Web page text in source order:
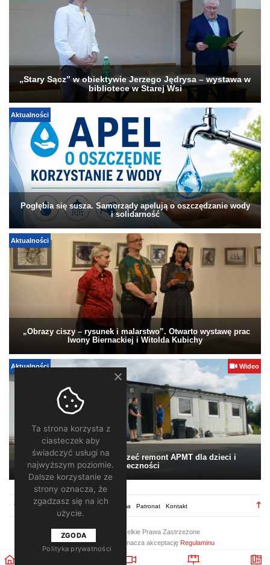
„Stary Sącz” w obiektywie Jerzego Jędrysa – wystawa w
bibliotece w Starej Wsi
Aktualności
Pogłębia się susza. Samorządy apelują o oszczędzanie wody
i solidarność
Aktualności
„Obrazy ciszy – rysunek i malarstwo”. Otwarto wystawę prac
Iwony Biernackiej i Witolda Kubichy
Aktualności Wideo
Pomagamy. Warto wesprzeć remont APMT dla dzieci i
społeczności
Regulamin Redakcja Reklama Patronat Kontakt
2026 ©
/ Wszelkie Prawa Zastrzeżone
Korzystanie z portalu oznacza akceptację Regulaminu
Ta strona korzysta z
ciasteczek aby
świadczyć usługi na
najwyższym poziomie.
Dalsze korzystanie ze
strony oznacza, że
zgadzasz się na ich
użycie.
ZGODA
Polityka prywatności